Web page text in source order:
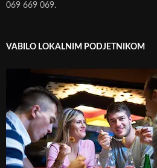
069 669 069.
VABILO LOKALNIM PODJETNIKOM